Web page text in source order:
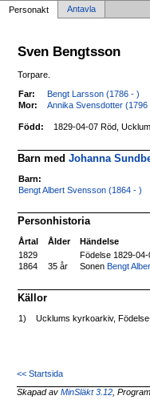
Personakt Antavla
Sven Bengtsson
Torpare.
Far:
Bengt Larsson (1786 - )
Mor:
Annika Svensdotter (1796
Född: 1829-04-07 Röd,
Barn medJohanna
Barn:
Bengt Albert Svensson (1864 - )
Personhistoria
Årtal Ålder
Händelse
1829
Födelse 1829-
1864 35 år Sonen Bengt
Källor
1) Ucklums kyrkoarkiv,
<< Startsida
Skapad avMinSläkt 3.12 ,